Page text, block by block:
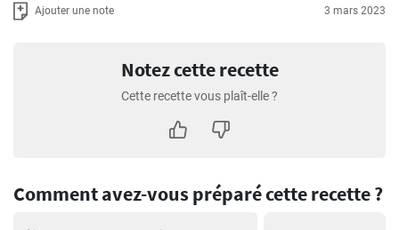
Ajouter une note 3 mars 2023
Notez cette recette
Cette recette vous plaît-elle ?
Comment avez-vous préparé cette recette ?